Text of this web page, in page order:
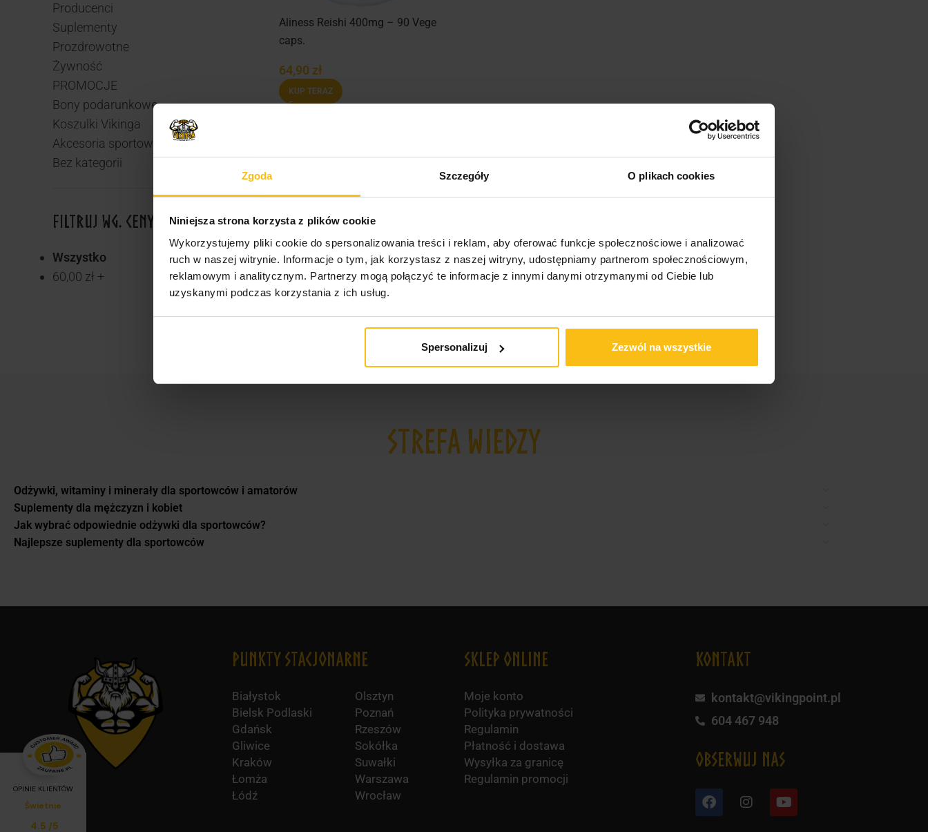
Zgoda Szczegóły O plikach cookies
Niniejsza strona korzysta z plików cookie
Wykorzystujemy pliki cookie do spersonalizowania treści i reklam, aby oferować funkcje społecznościowe i analizować
ruch w naszej witrynie. Informacje o tym, jak korzystasz z naszej witryny, udostępniamy partnerom społecznościowym,
reklamowym i analitycznym. Partnerzy mogą połączyć te informacje z innymi danymi otrzymanymi od Ciebie lub
uzyskanymi podczas korzystania z ich usług.
Spersonalizuj Zezwól na wszystkie
Producenci
Suplementy
Prozdrowotne
Żywność
PROMOCJE
Bony podarunkowe
Koszulki Vikinga
Akcesoria sportowe
Bez kategorii
FILTRUJ WG. CENY
Wszystko
60,00 zł +
Aliness Reishi 400mg – 90 Vege
caps.
64,90 zł
KUP TERAZ
STREFA WIEDZY
Odżywki, witaminy i minerały dla sportowców i amatorów
Suplementy dla mężczyzn i kobiet
Jak wybrać odpowiednie odżywki dla sportowców?
Najlepsze suplementy dla sportowców
Punkty Stacjonarne
Białystok
Bielsk Podlaski
Gdańsk
Gliwice
Kraków
Łomża
Łódź
Olsztyn
Poznań
Rzeszów
Sokółka
Suwałki
Warszawa
Wrocław
Sklep online
Moje konto
Polityka prywatności
Regulamin
Płatność i dostawa
Wysyłka za granicę
Regulamin promocji
KONTAKT
kontakt@vikingpoint.pl
604 467 948
obserwuj nas
OPINIE KLIENTÓW
Świetnie
Średnia ocena klientów:
4.5 /5